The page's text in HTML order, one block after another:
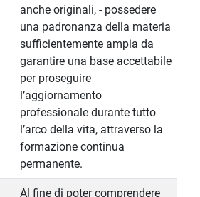
anche originali, - possedere
una padronanza della materia
sufficientemente ampia da
garantire una base accettabile
per proseguire
l’aggiornamento
professionale durante tutto
l’arco della vita, attraverso la
formazione continua
permanente.
Al fine di poter comprendere